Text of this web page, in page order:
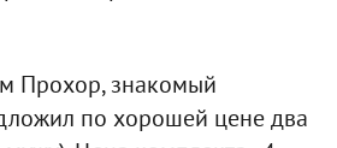
Прохор, знакомый
по хорошей цене два